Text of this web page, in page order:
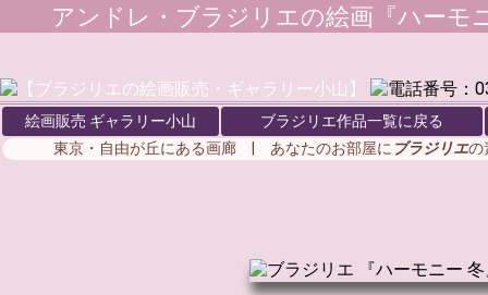
アンドレ・ブラジリエの絵画『ハーモ
絵画販売 ギャラリー小山
ブラジリエ作品一覧に戻る
東京・自由が丘にある画廊 | あなたのお部屋に ブラジリエの